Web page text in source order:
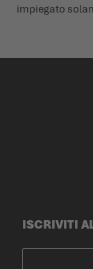
impiegato
ISCRIVITI